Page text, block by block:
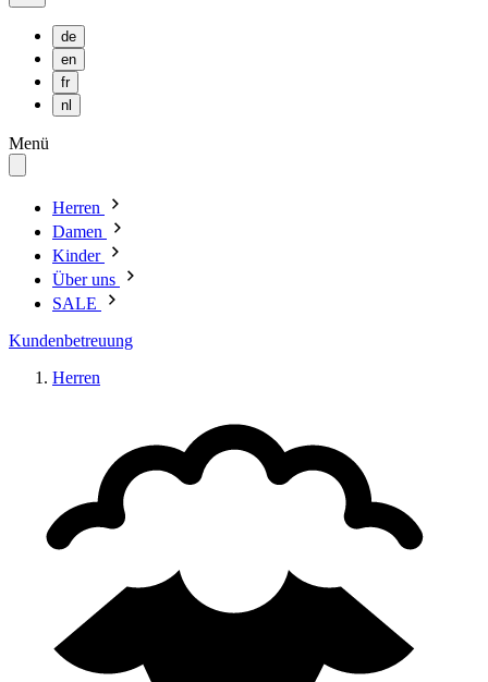
de
en
fr
nl
Menü
Herren
Damen
Kinder
Über uns
SALE
Kundenbetreuung
Herren